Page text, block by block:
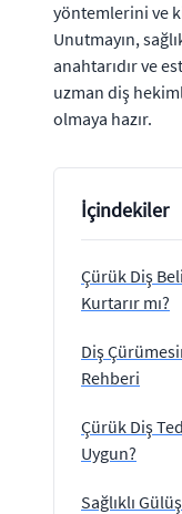
yöntemlerini ve
Unutmayın,
anahtarıdır ve
uzman diş
olmaya hazır.
İçindekiler
Çürük Diş
Kurtarır mı?
Diş
Rehberi
Çürük Diş
Uygun?
Sağlıklı